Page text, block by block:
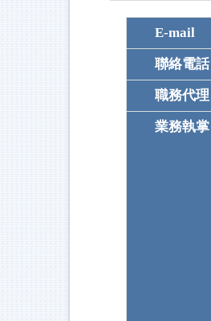
E-mail
聯絡電話
職務代理
業務執掌